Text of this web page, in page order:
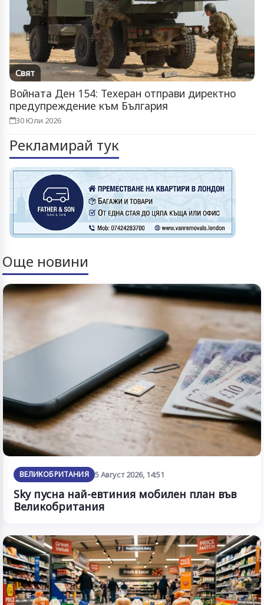
Свят
Войната Ден 154: Техеран отправи директно
предупреждение към България
30 Юли 2026
Рекламирай тук
Още новини
ВЕЛИКОБРИТАНИЯ 5 Август 2026, 14:51
Sky пусна най-евтиния мобилен план във
Великобритания